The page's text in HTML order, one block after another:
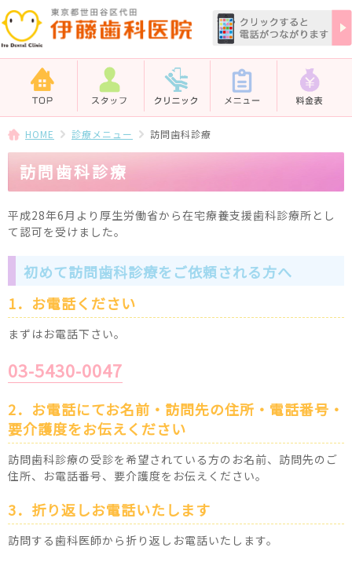
HOME 診療メニュー 訪問歯科診療
訪問歯科診療
平成28年6月より厚生労働省から在宅療養支援歯科診療所とし
て認可を受けました。
初めて訪問歯科診療をご依頼される方へ
1．お電話ください
まずはお電話下さい。
03-5430-0047
2．お電話にてお名前・訪問先の住所・電話番号・
要介護度をお伝えください
訪問歯科診療の受診を希望されている方のお名前、訪問先のご
住所、お電話番号、要介護度をお伝えください。
3．折り返しお電話いたします
訪問する歯科医師から折り返しお電話いたします。